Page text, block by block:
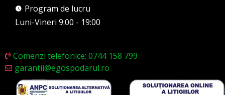
Program de lucru
Luni-Vineri 9:00 - 19:00
Comenzi telefonice: 0744 158 799
garantii@egospodarul.ro